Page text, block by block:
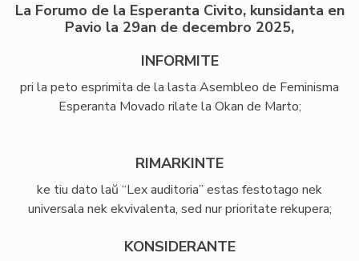
La Forumo de la Esperanta Civito, kunsidanta en
Pavio la 29an de decembro 2025,
INFORMITE
pri la peto esprimita de la lasta Asembleo de Feminisma
Esperanta Movado rilate la Okan de Marto;
RIMARKINTE
ke tiu dato laŭ “Lex auditoria” estas festotago nek
universala nek ekvivalenta, sed nur prioritate rekupera;
KONSIDERANTE